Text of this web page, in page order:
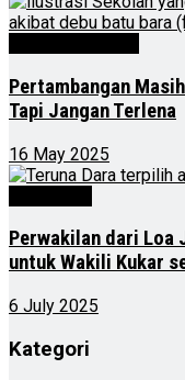
Pertambangan
Tapi Jangan Terlena
16 May 2025
Perwakilan dari Loa
untuk Wakili Kukar
6 July 2025
Kategori